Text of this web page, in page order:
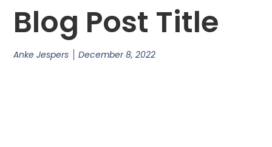
Blog Post Title
Anke Jespers December 8, 2022